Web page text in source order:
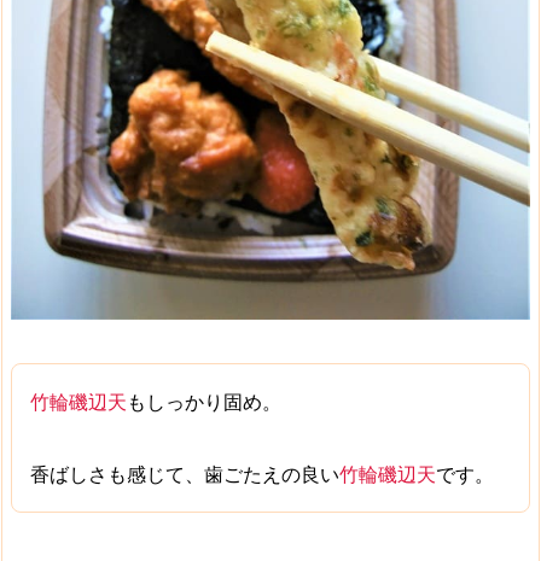
竹輪磯辺天もしっかり固め。
香ばしさも感じて、 歯ごたえの良い竹輪磯辺天です。